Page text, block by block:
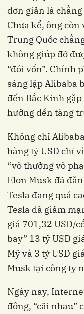
đơn giản là
Chưa kể, ông
Trung Quốc
không giúp đỡ
“đói vốn”. Chính
sáng lập Alibaba
đến Bắc Kinh
hưởng đến tăng
Không chỉ
hàng tỷ USD chỉ
“vô thưởng vô
Elon Musk đã
Tesla đang quá
Tesla đã giảm
giá 701,32 USD/
bay” 13 tỷ USD
Mỹ và 3 tỷ USD
Musk tại công ty
Ngày nay,
đông, “cãi nhau”